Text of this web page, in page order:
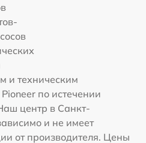
и техническим
по истечении
центр в Санкт-
и не имеет
от производителя. Цены